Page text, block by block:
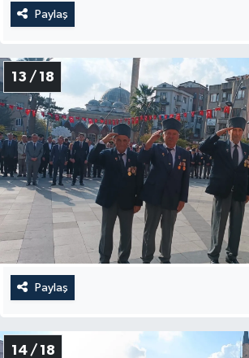
Paylaş
13 / 18
Paylaş
14 / 18